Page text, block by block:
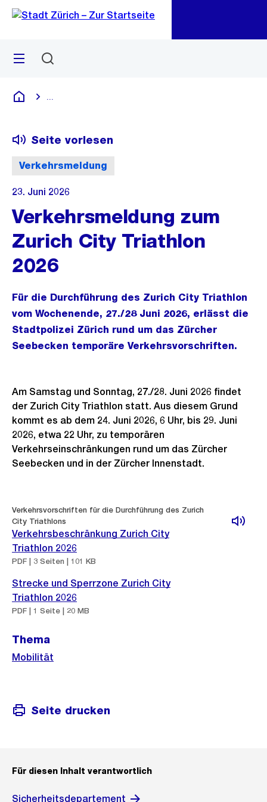
Navigation
Sprunglink
Menü
Deutsch
Verkehrsmeldung
Seite vorlesen
23. Juni 2026
Verkehrsmeldung zum
Zurich City Triathlon
2026
Für die Durchführung des Zurich City Triathlon
vom Wochenende, 27./28 Juni 2026, erlässt die
Stadtpolizei Zürich rund um das Zürcher
Seebecken temporäre Verkehrsvorschriften.
Am Samstag und Sonntag, 27./28. Juni 2026 findet
der Zurich City Triathlon statt. Aus diesem Grund
kommt es ab dem 24. Juni 2026, 6 Uhr, bis 29. Juni
2026, etwa 22 Uhr, zu temporären
Verkehrseinschränkungen rund um das Zürcher
Seebecken und in der Zürcher Innenstadt.
Weitere
Informationen
Verkehrsvorschriften für die Durchführung des Zurich
City Triathlons
Verkehrsbeschränkung Zurich City
Triathlon 2026
PDF | 3 Seiten | 101 KB
Strecke und Sperrzone Zurich City
Triathlon 2026
PDF | 1 Seite | 20 MB
Thema
Mobilität
Seite drucken
Für diesen Inhalt verantwortlich
Sicherheitsdepartement